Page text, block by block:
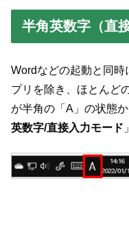
半角英数字（直
Wordなどの起動と同
プリを除き、ほとんど
が半角の「A」の状態
英数字/直接入力モード